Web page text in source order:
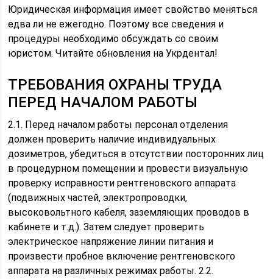
Юридическая информация имеет свойство меняться
едва ли не ежегодно. Поэтому все сведения и
процедуры необходимо обсуждать со своим
юристом. Читайте обновления на Укрдентал!
ТРЕБОВАНИЯ ОХРАНЫ ТРУДА
ПЕРЕД НАЧАЛОМ РАБОТЫ
2.1. Перед началом работы персонал отделения
должен проверить наличие индивидуальных
дозиметров, убедиться в отсутствии посторонних лиц
в процедурном помещении и провести визуальную
проверку исправности рентгеновского аппарата
(подвижных частей, электропроводки,
высоковольтного кабеля, заземляющих проводов в
кабинете и т.д.). Затем следует проверить
электрическое напряжение линии питания и
произвести пробное включение рентгеновского
аппарата на различных режимах работы. 2.2.